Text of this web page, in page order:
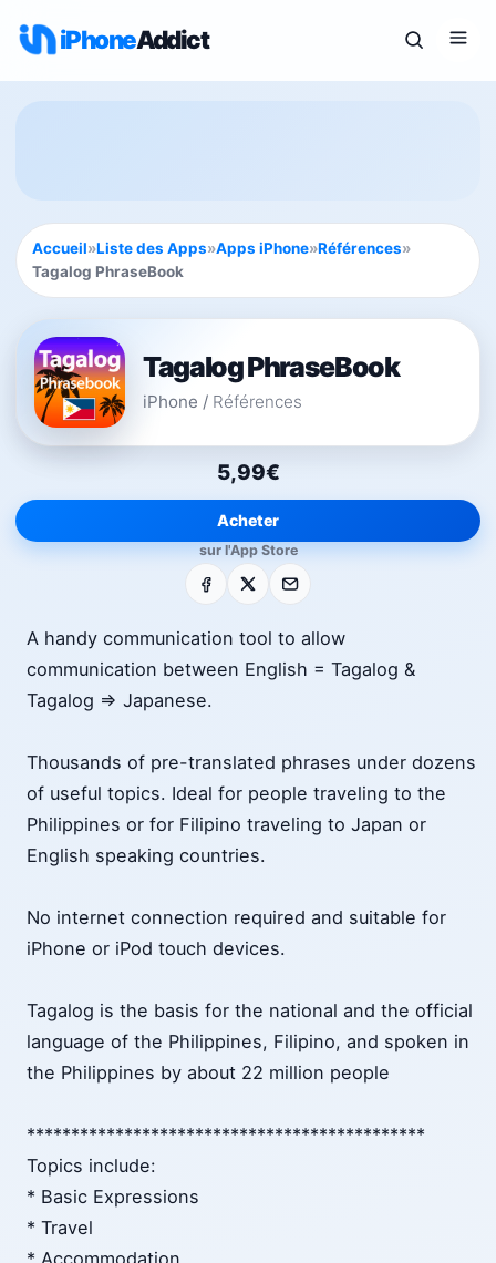
iPhoneAddict
Accueil»Liste des Apps»Apps iPhone»Références»
Tagalog PhraseBook
Tagalog PhraseBook
iPhone / Références
5,99€
Acheter
sur l'App Store
Facebook E-mail
A handy communication tool to allow
communication between English = Tagalog &
Tagalog => Japanese.
Thousands of pre-translated phrases under dozens
of useful topics. Ideal for people traveling to the
Philippines or for Filipino traveling to Japan or
English speaking countries.
No internet connection required and suitable for
iPhone or iPod touch devices.
Tagalog is the basis for the national and the official
language of the Philippines, Filipino, and spoken in
the Philippines by about 22 million people
*********************************************
Topics include:
* Basic Expressions
* Travel